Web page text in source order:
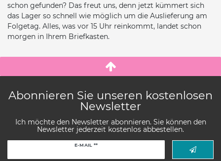
schon gefunden? Das freut uns, denn jetzt kümmert sich
das Lager so schnell wie möglich um die Auslieferung am
Folgetag. Alles, was vor 15 Uhr reinkommt, landet schon
morgen in Ihrem Briefkasten.
Abonnieren Sie unseren kostenlosen
Newsletter
Ich möchte den Newsletter abonnieren. Sie können den
Newsletter jederzeit kostenlos abbestellen.
E-MAIL **